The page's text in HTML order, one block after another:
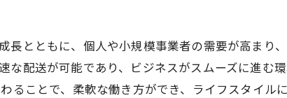
とともに、個人や小規模事業者の需要が高まり
配送が可能であり、ビジネスがスムーズに進む
ることで、柔軟な働き方ができ、ライフスタイル